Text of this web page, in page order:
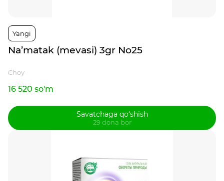
Yangi
Na’matak (mevasi) 3gr No25
Choy
16 520 so'm
Savatchaga qo‘shish
29 dona bor